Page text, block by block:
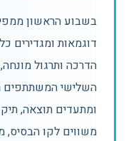
בשבוע הראשון
דוגמאות ומגדירים
הדרכה ותרגול
השלישי המשתתפים
ומתעדים תוצאה,
משווים לקו